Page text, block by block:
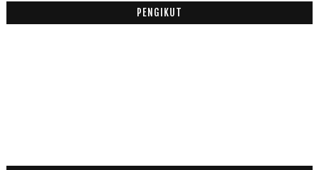
►Mei(12)
►2015(199)
PENGIKUT